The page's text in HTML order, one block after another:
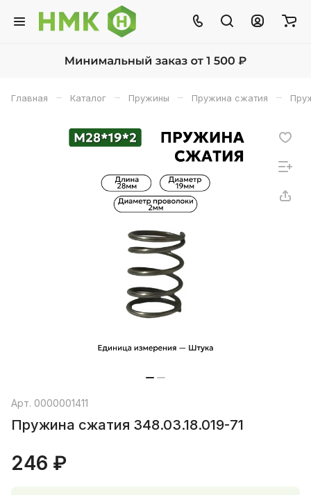
Главная – Каталог – Пружины – Пружина сжатия –
Арт. 0000001411
Пружина сжатия 348.03.18.019-71
246 ₽